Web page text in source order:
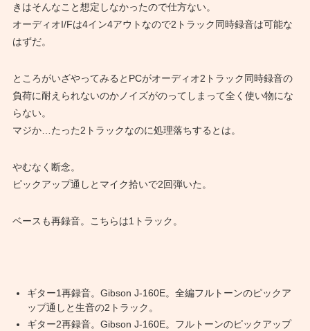
きはそんなこと想定しなかったので仕方ない。
オーディオI/Fは4イン4アウトなので2トラック同時録音は可能な
はずだ。
ところがいざやってみるとPCがオーディオ2トラック同時録音の
負荷に耐えられないのかノイズがのってしまって全く使い物にな
らない。
マジか…たった2トラックなのに処理落ちするとは。
やむなく断念。
ピックアップ通しとマイク拾いで2回弾いた。
ベースも再録音。こちらは1トラック。
ギター1再録音。Gibson J-160E。全編フルトーンのピックア
ップ通しと生音の2トラック。
ギター2再録音。Gibson J-160E。フルトーンのピックアップ